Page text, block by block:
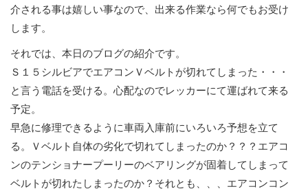
介される事は嬉しい事なので、出来る作業なら何でもお受け
します。
それでは、本日のブログの紹介です。
Ｓ１５シルビアでエアコンＶベルトが切れてしまった・・・
と言う電話を受ける。心配なのでレッカーにて運ばれて来る
予定。
早急に修理できるように車両入庫前にいろいろ予想を立て
る。Ｖベルト自体の劣化で切れてしまったのか？？？エアコ
ンのテンショナープーリーのベアリングが固着してしまって
ベルトが切れたしまったのか？それとも、、、エアコンコン